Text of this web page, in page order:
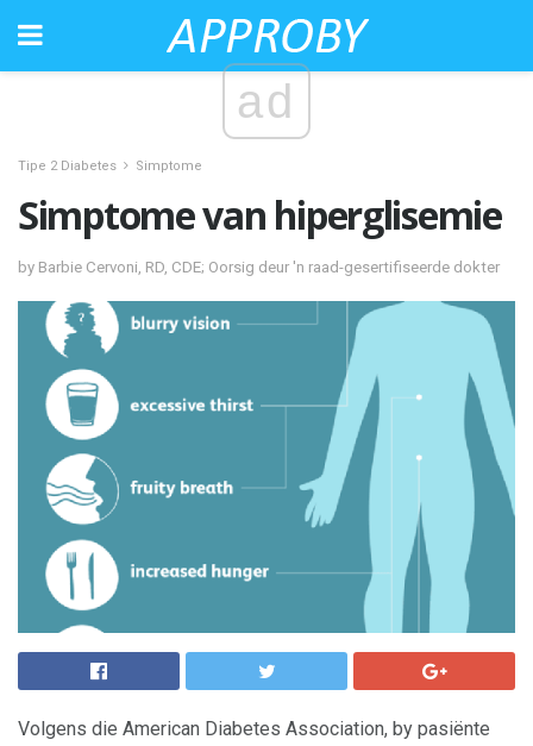
ad
Tipe 2 Diabetes Simptome
Simptome van hiperglisemie
by Barbie Cervoni, RD, CDE; Oorsig deur 'n raad-gesertifiseerde dokter
Volgens die American Diabetes Association, by pasiënte